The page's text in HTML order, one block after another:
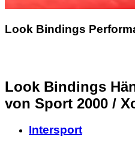
Look Bindings
Look Bindings
von Sport 2000 /
Intersport